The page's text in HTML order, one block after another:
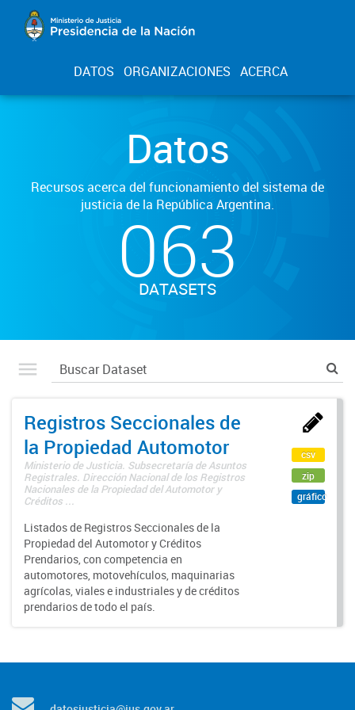
DATOS ORGANIZACIONES ACERCA
Datos
Recursos acerca del funcionamiento del sistema de
justicia de la República Argentina.
063
DATASETS
Registros Seccionales de
la Propiedad Automotor
Ministerio de Justicia. Subsecretaría de Asuntos
Registrales. Dirección Nacional de los Registros
Nacionales de la Propiedad del Automotor y
Créditos ...
Listados de Registros Seccionales de la
Propiedad del Automotor y Créditos
Prendarios, con competencia en
automotores, motovehículos, maquinarias
agrícolas, viales e industriales y de créditos
prendarios de todo el país.
csv
zip
gráfico